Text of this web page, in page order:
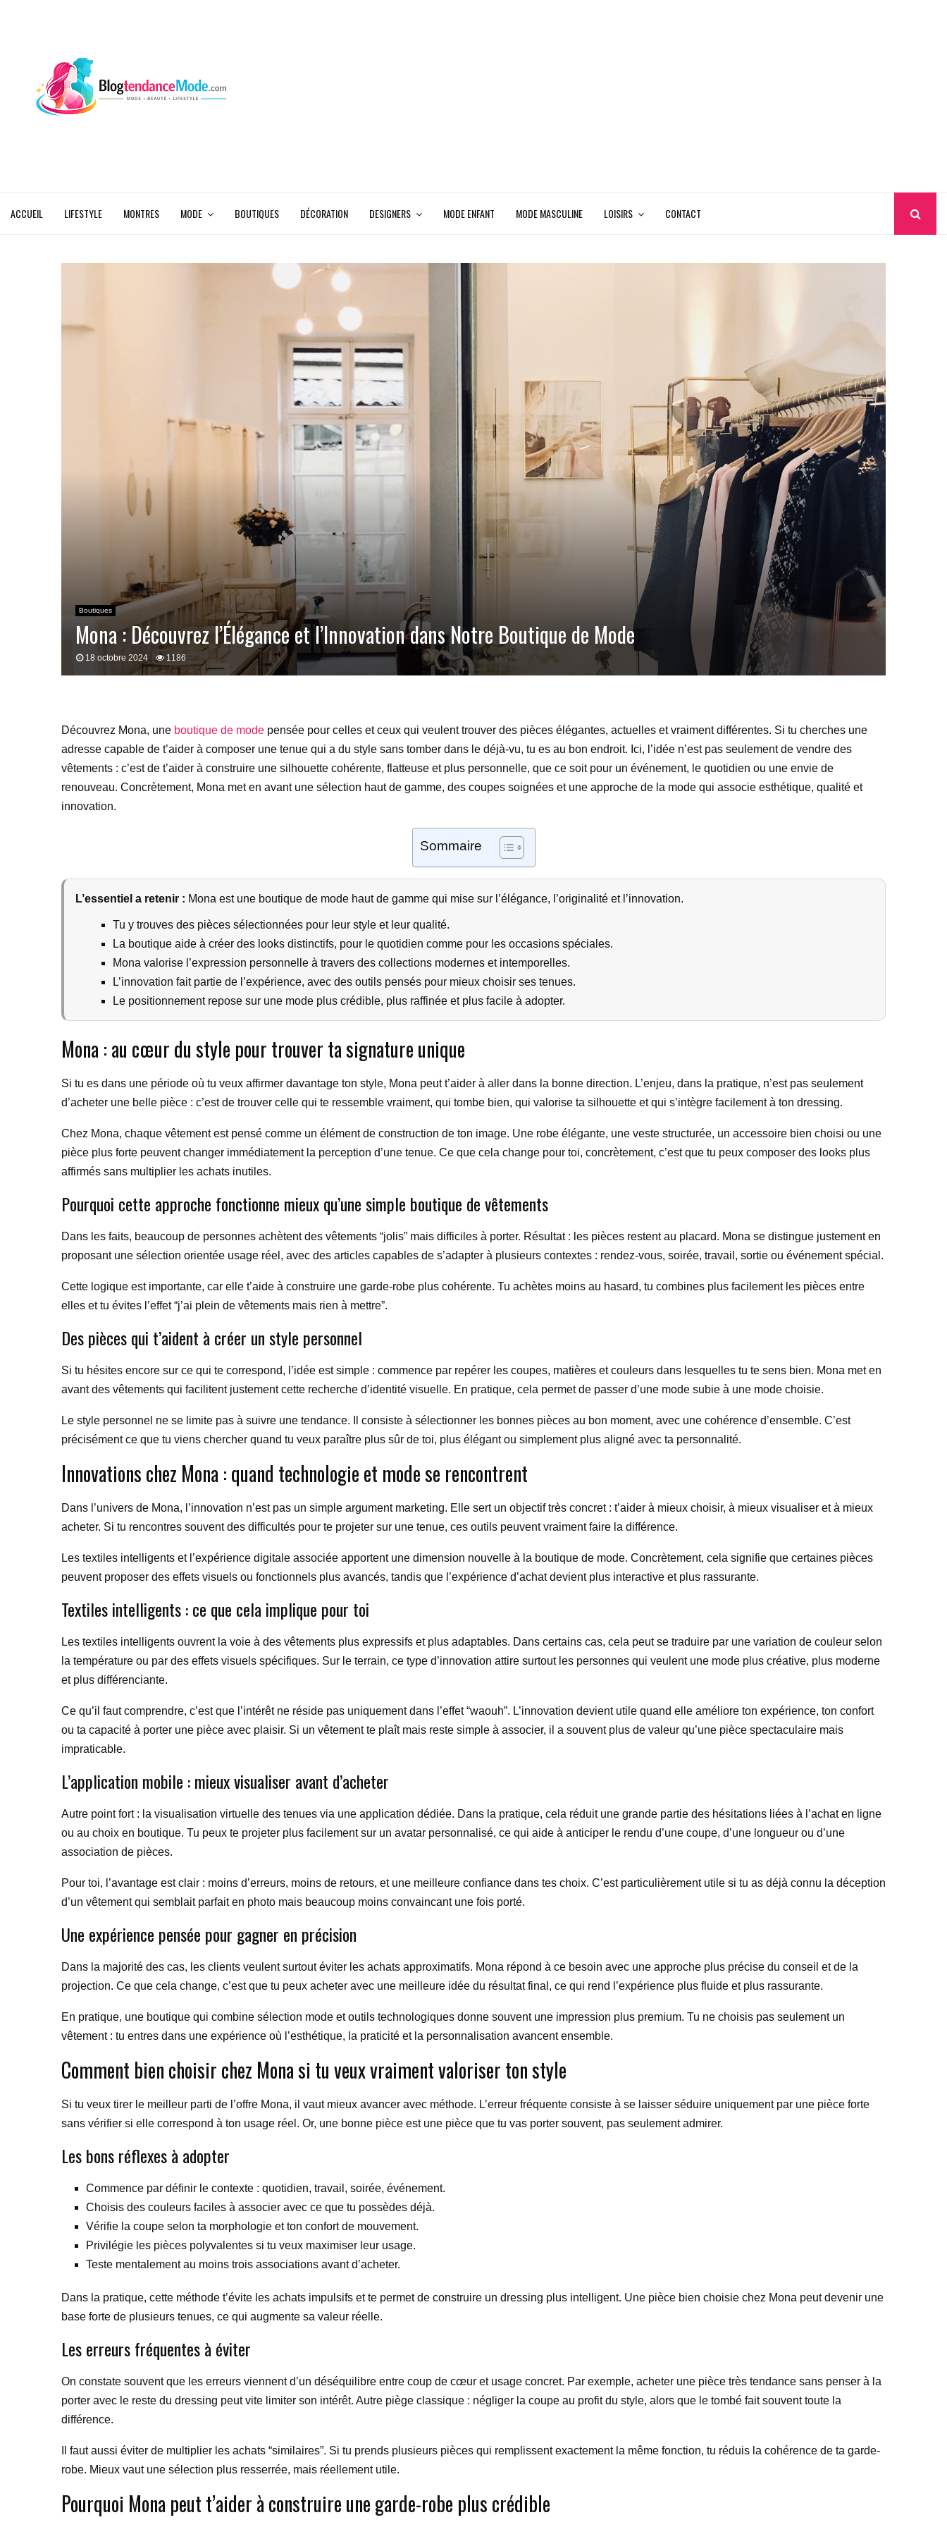
ACCUEIL LIFESTYLE MONTRES MODE BOUTIQUES DÉCORATION DESIGNERS MODE ENFANT MODE MASCULINE LOISIRS CONTACT
Boutiques
Mona : Découvrez l’Élégance et l’Innovation dans Notre Boutique de Mode
18 octobre 2024 1186
Découvrez Mona, une boutique de mode pensée pour celles et ceux qui veulent trouver des pièces élégantes, actuelles et vraiment différentes. Si tu cherches une
adresse capable de t’aider à composer une tenue qui a du style sans tomber dans le déjà-vu, tu es au bon endroit. Ici, l’idée n’est pas seulement de vendre des
vêtements : c’est de t’aider à construire une silhouette cohérente, flatteuse et plus personnelle, que ce soit pour un événement, le quotidien ou une envie de
renouveau. Concrètement, Mona met en avant une sélection haut de gamme, des coupes soignées et une approche de la mode qui associe esthétique, qualité et
innovation.
Sommaire
L’essentiel a retenir : Mona est une boutique de mode haut de gamme qui mise sur l’élégance, l’originalité et l’innovation.
Tu y trouves des pièces sélectionnées pour leur style et leur qualité.
La boutique aide à créer des looks distinctifs, pour le quotidien comme pour les occasions spéciales.
Mona valorise l’expression personnelle à travers des collections modernes et intemporelles.
L’innovation fait partie de l’expérience, avec des outils pensés pour mieux choisir ses tenues.
Le positionnement repose sur une mode plus crédible, plus raffinée et plus facile à adopter.
Mona : au cœur du style pour trouver ta signature unique
Si tu es dans une période où tu veux affirmer davantage ton style, Mona peut t’aider à aller dans la bonne direction. L’enjeu, dans la pratique, n’est pas seulement
d’acheter une belle pièce : c’est de trouver celle qui te ressemble vraiment, qui tombe bien, qui valorise ta silhouette et qui s’intègre facilement à ton dressing.
Chez Mona, chaque vêtement est pensé comme un élément de construction de ton image. Une robe élégante, une veste structurée, un accessoire bien choisi ou une
pièce plus forte peuvent changer immédiatement la perception d’une tenue. Ce que cela change pour toi, concrètement, c’est que tu peux composer des looks plus
affirmés sans multiplier les achats inutiles.
Pourquoi cette approche fonctionne mieux qu’une simple boutique de vêtements
Dans les faits, beaucoup de personnes achètent des vêtements “jolis” mais difficiles à porter. Résultat : les pièces restent au placard. Mona se distingue justement en
proposant une sélection orientée usage réel, avec des articles capables de s’adapter à plusieurs contextes : rendez-vous, soirée, travail, sortie ou événement spécial.
Cette logique est importante, car elle t’aide à construire une garde-robe plus cohérente. Tu achètes moins au hasard, tu combines plus facilement les pièces entre
elles et tu évites l’effet “j’ai plein de vêtements mais rien à mettre”.
Des pièces qui t’aident à créer un style personnel
Si tu hésites encore sur ce qui te correspond, l’idée est simple : commence par repérer les coupes, matières et couleurs dans lesquelles tu te sens bien. Mona met en
avant des vêtements qui facilitent justement cette recherche d’identité visuelle. En pratique, cela permet de passer d’une mode subie à une mode choisie.
Le style personnel ne se limite pas à suivre une tendance. Il consiste à sélectionner les bonnes pièces au bon moment, avec une cohérence d’ensemble. C’est
précisément ce que tu viens chercher quand tu veux paraître plus sûr de toi, plus élégant ou simplement plus aligné avec ta personnalité.
Innovations chez Mona : quand technologie et mode se rencontrent
Dans l’univers de Mona, l’innovation n’est pas un simple argument marketing. Elle sert un objectif très concret : t’aider à mieux choisir, à mieux visualiser et à mieux
acheter. Si tu rencontres souvent des difficultés pour te projeter sur une tenue, ces outils peuvent vraiment faire la différence.
Les textiles intelligents et l’expérience digitale associée apportent une dimension nouvelle à la boutique de mode. Concrètement, cela signifie que certaines pièces
peuvent proposer des effets visuels ou fonctionnels plus avancés, tandis que l’expérience d’achat devient plus interactive et plus rassurante.
Textiles intelligents : ce que cela implique pour toi
Les textiles intelligents ouvrent la voie à des vêtements plus expressifs et plus adaptables. Dans certains cas, cela peut se traduire par une variation de couleur selon
la température ou par des effets visuels spécifiques. Sur le terrain, ce type d’innovation attire surtout les personnes qui veulent une mode plus créative, plus moderne
et plus différenciante.
Ce qu’il faut comprendre, c’est que l’intérêt ne réside pas uniquement dans l’effet “waouh”. L’innovation devient utile quand elle améliore ton expérience, ton confort
ou ta capacité à porter une pièce avec plaisir. Si un vêtement te plaît mais reste simple à associer, il a souvent plus de valeur qu’une pièce spectaculaire mais
impraticable.
L’application mobile : mieux visualiser avant d’acheter
Autre point fort : la visualisation virtuelle des tenues via une application dédiée. Dans la pratique, cela réduit une grande partie des hésitations liées à l’achat en ligne
ou au choix en boutique. Tu peux te projeter plus facilement sur un avatar personnalisé, ce qui aide à anticiper le rendu d’une coupe, d’une longueur ou d’une
association de pièces.
Pour toi, l’avantage est clair : moins d’erreurs, moins de retours, et une meilleure confiance dans tes choix. C’est particulièrement utile si tu as déjà connu la déception
d’un vêtement qui semblait parfait en photo mais beaucoup moins convaincant une fois porté.
Une expérience pensée pour gagner en précision
Dans la majorité des cas, les clients veulent surtout éviter les achats approximatifs. Mona répond à ce besoin avec une approche plus précise du conseil et de la
projection. Ce que cela change, c’est que tu peux acheter avec une meilleure idée du résultat final, ce qui rend l’expérience plus fluide et plus rassurante.
En pratique, une boutique qui combine sélection mode et outils technologiques donne souvent une impression plus premium. Tu ne choisis pas seulement un
vêtement : tu entres dans une expérience où l’esthétique, la praticité et la personnalisation avancent ensemble.
Comment bien choisir chez Mona si tu veux vraiment valoriser ton style
Si tu veux tirer le meilleur parti de l’offre Mona, il vaut mieux avancer avec méthode. L’erreur fréquente consiste à se laisser séduire uniquement par une pièce forte
sans vérifier si elle correspond à ton usage réel. Or, une bonne pièce est une pièce que tu vas porter souvent, pas seulement admirer.
Les bons réflexes à adopter
Commence par définir le contexte : quotidien, travail, soirée, événement.
Choisis des couleurs faciles à associer avec ce que tu possèdes déjà.
Vérifie la coupe selon ta morphologie et ton confort de mouvement.
Privilégie les pièces polyvalentes si tu veux maximiser leur usage.
Teste mentalement au moins trois associations avant d’acheter.
Dans la pratique, cette méthode t’évite les achats impulsifs et te permet de construire un dressing plus intelligent. Une pièce bien choisie chez Mona peut devenir une
base forte de plusieurs tenues, ce qui augmente sa valeur réelle.
Les erreurs fréquentes à éviter
On constate souvent que les erreurs viennent d’un déséquilibre entre coup de cœur et usage concret. Par exemple, acheter une pièce très tendance sans penser à la
porter avec le reste du dressing peut vite limiter son intérêt. Autre piège classique : négliger la coupe au profit du style, alors que le tombé fait souvent toute la
différence.
Il faut aussi éviter de multiplier les achats “similaires”. Si tu prends plusieurs pièces qui remplissent exactement la même fonction, tu réduis la cohérence de ta garde-
robe. Mieux vaut une sélection plus resserrée, mais réellement utile.
Pourquoi Mona peut t’aider à construire une garde-robe plus crédible